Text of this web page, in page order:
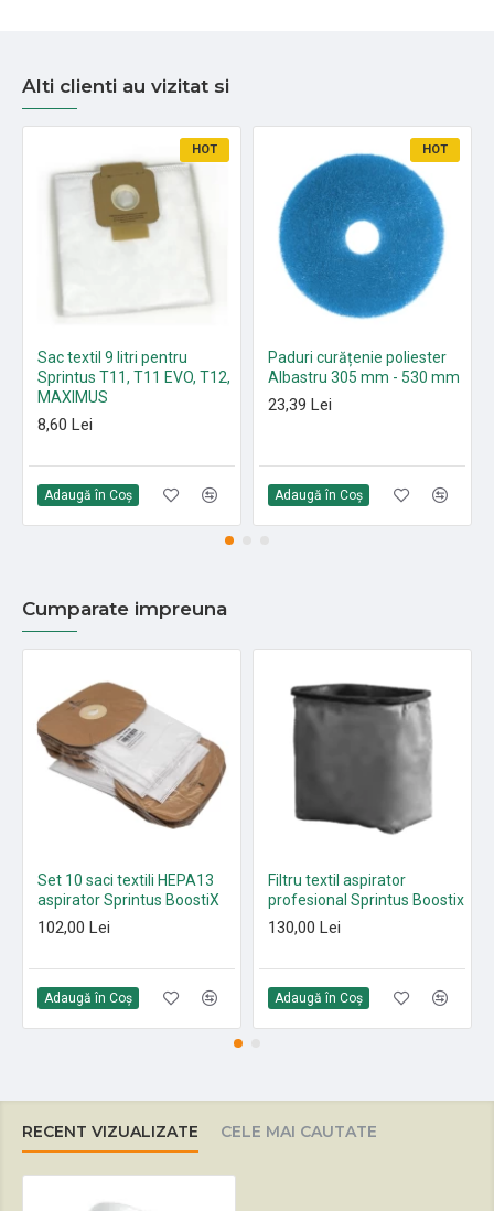
Alti clienti au vizitat si
HOT
Sac textil 9 litri pentru
Sprintus T11, T11 EVO, T12,
MAXIMUS
8,60 Lei
Adaugă în Coş
HOT
Paduri curățenie poliester
Albastru 305 mm - 530 mm
23,39 Lei
Adaugă în Coş
Cumparate impreuna
Set 10 saci textili HEPA13
aspirator Sprintus BoostiX
102,00 Lei
Adaugă în Coş
Filtru textil aspirator
profesional Sprintus Boostix
130,00 Lei
Adaugă în Coş
RECENT VIZUALIZATE CELE MAI CAUTATE